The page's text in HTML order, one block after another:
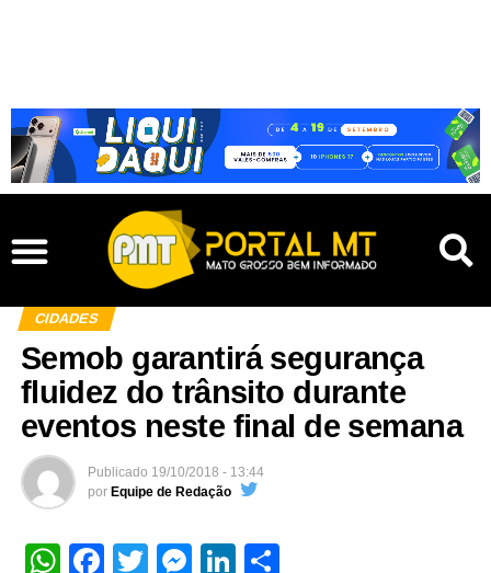
CIDADES
Semob garantirá segurança
fluidez do trânsito durante
eventos neste final de semana
Publicado 19/10/2018 - 13:44
por Equipe de Redação
WhatsApp
Facebook
TwitterMessenger
LinkedIn